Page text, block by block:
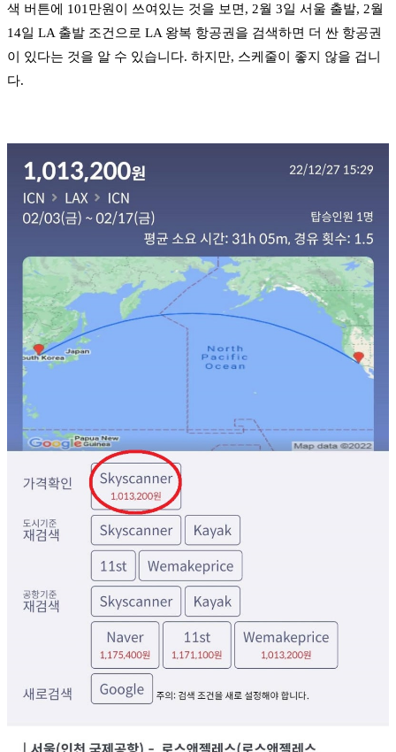
색 버튼에 101만원이 쓰여있는 것을 보면, 2월 3일 서울 출발, 2월
14일 LA 출발 조건으로 LA 왕복 항공권을 검색하면 더 싼 항공권
이 있다는 것을 알 수 있습니다. 하지만, 스케줄이 좋지 않을 겁니
다.